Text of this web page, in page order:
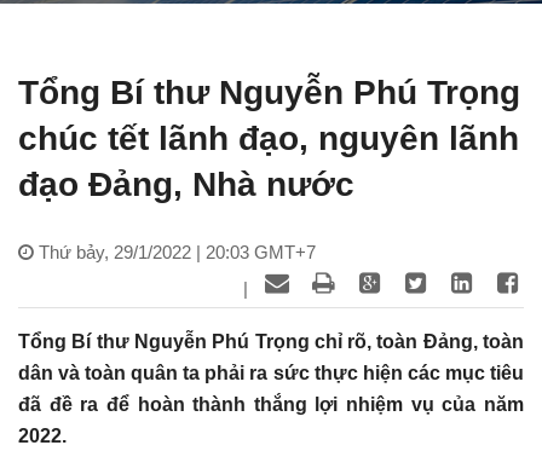
Tổng Bí thư Nguyễn Phú Trọng
chúc tết lãnh đạo, nguyên lãnh
đạo Đảng, Nhà nước
Thứ bảy, 29/1/2022 | 20:03 GMT+7
|
Tổng Bí thư Nguyễn Phú Trọng chỉ rõ, toàn Đảng, toàn
dân và toàn quân ta phải ra sức thực hiện các mục tiêu
đã đề ra để hoàn thành thắng lợi nhiệm vụ của năm
2022.